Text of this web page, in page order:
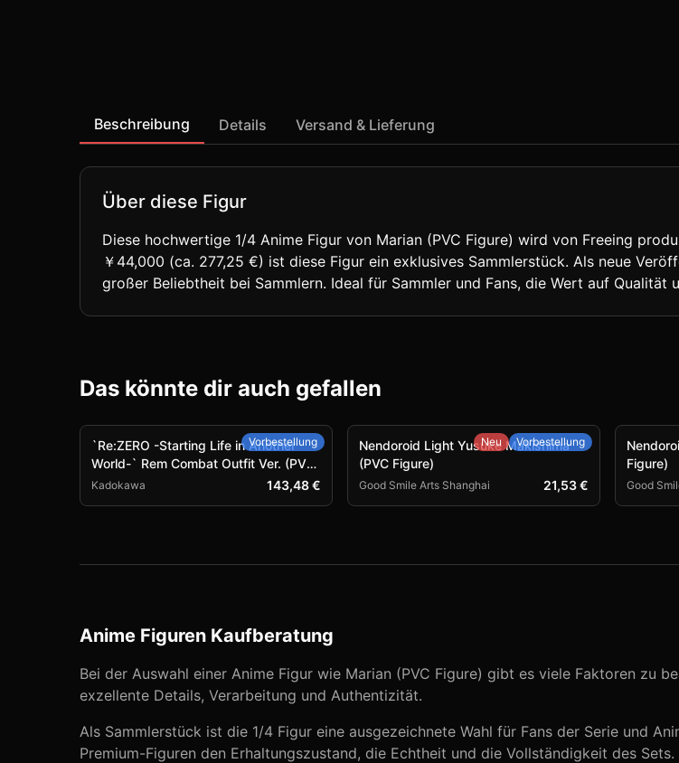
Beschreibung Details Versand & Lieferung
Über diese Figur
Diese hochwertige 1/4 Anime Figur von Marian (PVC Figure) wird von Freeing
￥44,000 (ca. 277,25 €) ist diese Figur ein exklusives Sammlerstück. Als neue
großer Beliebtheit bei Sammlern. Ideal für Sammler und Fans, die Wert auf Qualität
Das könnte dir auch gefallen
Vorbestellung
`Re:ZERO -Starting Life in Another
World-` Rem Combat Outfit Ver. (PVC
Figure)
Kadokawa 143,48 €
Neu Vorbestellung
Nendoroid Light Yusuke Makishima
(PVC Figure)
Good Smile Arts Shanghai 21,53 €
Figure)
Good
Anime Figuren Kaufberatung
Bei der Auswahl einer Anime Figur wie Marian (PVC Figure) gibt es viele Faktoren zu
exzellente Details, Verarbeitung und Authentizität.
Als Sammlerstück ist die 1/4 Figur eine ausgezeichnete Wahl für Fans der Serie und
Premium-Figuren den Erhaltungszustand, die Echtheit und die Vollständigkeit des Sets.